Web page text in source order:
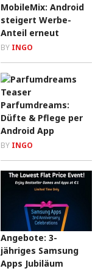
MobileMix: Android
steigert Werbe-
Anteil erneut
BY INGO
Parfumdreams:
Düfte & Pflege per
Android App
BY INGO
Angebote: 3-
jähriges Samsung
Apps Jubiläum